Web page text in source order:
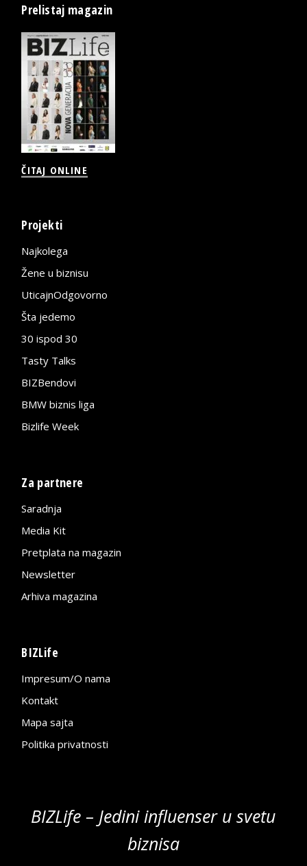
Prelistaj magazin
ČITAJ ONLINE
Projekti
Najkolega
Žene u biznisu
UticajnOdgovorno
Šta jedemo
30 ispod 30
Tasty Talks
BIZBendovi
BMW biznis liga
Bizlife Week
Za partnere
Saradnja
Media Kit
Pretplata na magazin
Newsletter
Arhiva magazina
BIZLife
Impresum/O nama
Kontakt
Mapa sajta
Politika privatnosti
BIZLife – Jedini influenser u svetu
biznisa